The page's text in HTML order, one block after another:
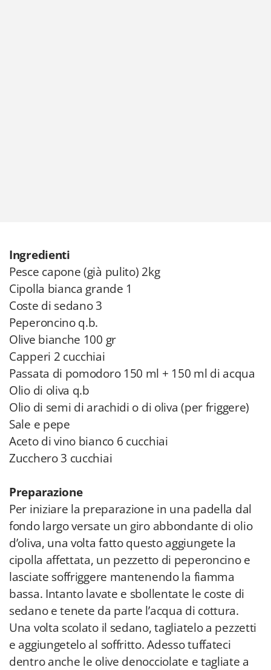
Ingredienti
Pesce capone (già pulito) 2kg
Cipolla bianca grande 1
Coste di sedano 3
Peperoncino q.b.
Olive bianche 100 gr
Capperi 2 cucchiai
Passata di pomodoro 150 ml + 150 ml di acqua
Olio di oliva q.b
Olio di semi di arachidi o di oliva (per friggere)
Sale e pepe
Aceto di vino bianco 6 cucchiai
Zucchero 3 cucchiai
Preparazione
Per iniziare la preparazione in una padella dal
fondo largo versate un giro abbondante di olio
d’oliva, una volta fatto questo aggiungete la
cipolla affettata, un pezzetto di peperoncino e
lasciate soffriggere mantenendo la fiamma
bassa. Intanto lavate e sbollentate le coste di
sedano e tenete da parte l’acqua di cottura.
Una volta scolato il sedano, tagliatelo a pezzetti
e aggiungetelo al soffritto. Adesso tuffateci
dentro anche le olive denocciolate e tagliate a